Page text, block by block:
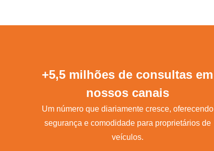
+5,5 milhões de consultas em
nossos canais
Um número que diariamente cresce, oferecendo
segurança e comodidade para proprietários de
veículos.